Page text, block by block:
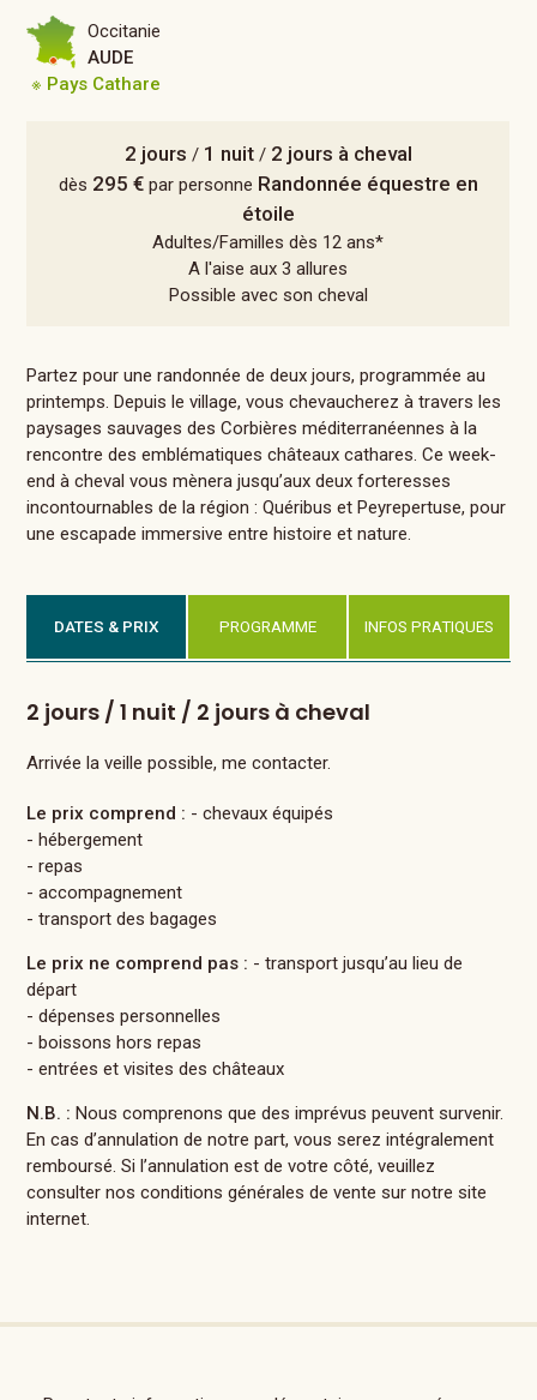
2 jours / 1 nuit/ 2 jours à cheval
dès 295 €par personne Randonnée équestre en
étoile
Adultes/Familles dès 12 ans*
A l'aise aux 3 allures
Possible avec son cheval
Occitanie
AUDE
※ Pays Cathare
Partez pour une randonnée de deux jours, programmée au
printemps. Depuis le village, vous chevaucherez à travers les
paysages sauvages des Corbières méditerranéennes à la
rencontre des emblématiques châteaux cathares. Ce week-
end à cheval vous mènera jusqu’aux deux forteresses
incontournables de la région : Quéribus et Peyrepertuse, pour
une escapade immersive entre histoire et nature.
DATES & PRIX PROGRAMME INFOS PRATIQUES
2 jours / 1 nuit / 2 jours à cheval
Arrivée la veille possible, me contacter.
Le prix comprend : - chevaux équipés
- hébergement
- repas
- accompagnement
- transport des bagages
Le prix ne comprend pas : - transport jusqu’au lieu de
départ
- dépenses personnelles
- boissons hors repas
- entrées et visites des châteaux
N.B. : Nous comprenons que des imprévus peuvent survenir.
En cas d’annulation de notre part, vous serez intégralement
remboursé. Si l’annulation est de votre côté, veuillez
consulter nos conditions générales de vente sur notre site
internet.